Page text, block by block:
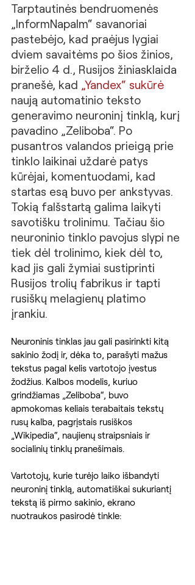
Tarptautinės bendruomenės
„InformNapalm“ savanoriai
pastebėjo, kad praėjus lygiai
dviem savaitėms po šios žinios,
birželio 4 d., Rusijos žiniasklaida
pranešė, kad „Yandex“ sukūrė
naują automatinio teksto
generavimo neuroninį tinklą, kurį
pavadino „Zeliboba“. Po
pusantros valandos prieigą prie
tinklo laikinai uždarė patys
kūrėjai, komentuodami, kad
startas esą buvo per ankstyvas.
Tokią falšstartą galima laikyti
savotišku trolinimu. Tačiau šio
neuroninio tinklo pavojus slypi ne
tiek dėl trolinimo, kiek dėl to,
kad jis gali žymiai sustiprinti
Rusijos trolių fabrikus ir tapti
rusiškų melagienų platimo
įrankiu.
Neuroninis tinklas jau gali pasirinkti kitą
sakinio žodį ir, dėka to, parašyti mažus
tekstus pagal kelis vartotojo įvestus
žodžius. Kalbos modelis, kuriuo
grindžiamas „Zeliboba“, buvo
apmokomas keliais terabaitais tekstų
rusų kalba, pagrįstais rusiškos
„Wikipedia“, naujienų straipsniais ir
socialinių tinklų pranešimais.
Vartotojų, kurie turėjo laiko išbandyti
neuroninį tinklą, automatiškai sukuriantį
tekstą iš pirmo sakinio, ekrano
nuotraukos pasirodė tinkle: